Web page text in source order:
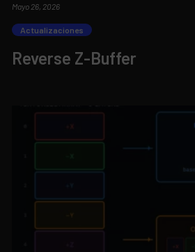
Mayo 26, 2026
Actualizaciones
Reverse Z-Buffer